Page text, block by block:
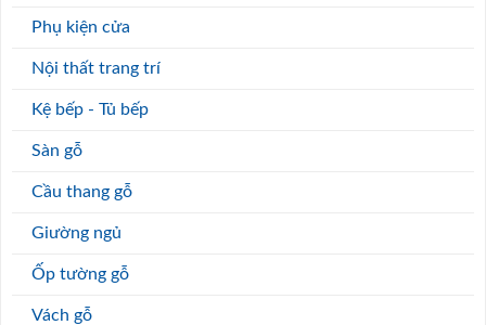
Phụ kiện cửa
Nội thất trang trí
Kệ bếp - Tủ bếp
Sàn gỗ
Cầu thang gỗ
Giường ngủ
Ốp tường gỗ
Vách gỗ